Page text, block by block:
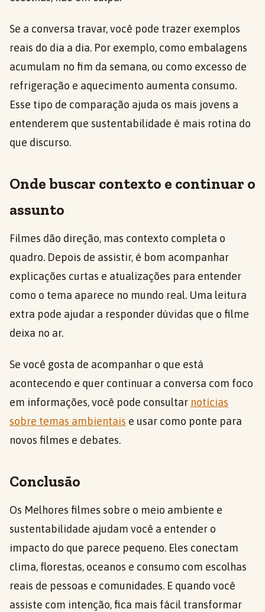
Se a conversa travar, você pode trazer exemplos
reais do dia a dia. Por exemplo, como embalagens
acumulam no fim da semana, ou como excesso de
refrigeração e aquecimento aumenta consumo.
Esse tipo de comparação ajuda os mais jovens a
entenderem que sustentabilidade é mais rotina do
que discurso.
Onde buscar contexto e continuar o
assunto
Filmes dão direção, mas contexto completa o
quadro. Depois de assistir, é bom acompanhar
explicações curtas e atualizações para entender
como o tema aparece no mundo real. Uma leitura
extra pode ajudar a responder dúvidas que o filme
deixa no ar.
Se você gosta de acompanhar o que está
acontecendo e quer continuar a conversa com foco
em informações, você pode consultar notícias
sobre temas ambientais e usar como ponte para
novos filmes e debates.
Conclusão
Os Melhores filmes sobre o meio ambiente e
sustentabilidade ajudam você a entender o
impacto do que parece pequeno. Eles conectam
clima, florestas, oceanos e consumo com escolhas
reais de pessoas e comunidades. E quando você
assiste com intenção, fica mais fácil transformar